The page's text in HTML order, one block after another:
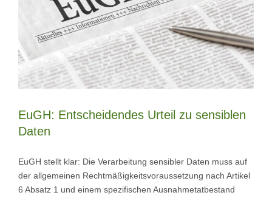
EuGH: Entscheidendes Urteil zu sensiblen
Daten
EuGH stellt klar: Die Verarbeitung sensibler Daten muss auf
der allgemeinen Rechtmäßigkeitsvoraussetzung nach Artikel
6 Absatz 1 und einem spezifischen Ausnahmetatbestand